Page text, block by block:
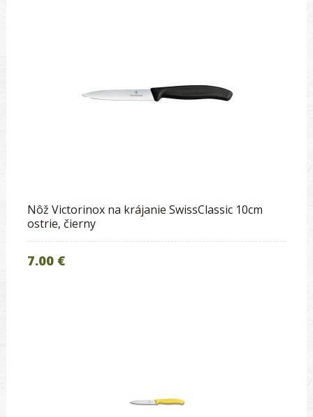
Nôž Victorinox na krájanie SwissClassic 10cm
ostrie, čierny
7.00 €